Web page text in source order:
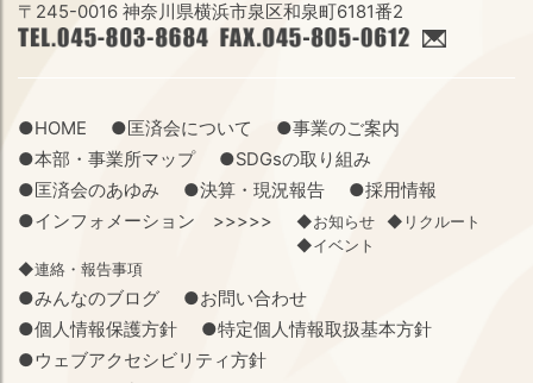
〒245-0016 神奈川県横浜市泉区和泉町6181番2
●HOME ●匡済会について
●事業のご案内
●本部・事業所マップ
●SDGsの取り組み
●匡済会のあゆみ
●決算・現況報告
●採用情報
●インフォメーション >>>>>
◆お知らせ
◆リクルート
◆イベント
◆連絡・報告事項
●みんなのブログ
●お問い合わせ
●個人情報保護方針
●特定個人情報取扱基本方針
●ウェブアクセシビリティ方針